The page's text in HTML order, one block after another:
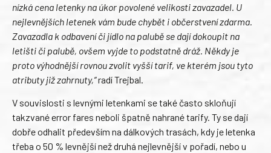
nízká cena letenky na úkor povolené velikosti zavazadel. U
nejlevnějších letenek vám bude chybět i občerstvení zdarma.
Zavazadla k odbavení či jídlo na palubě se dají dokoupit na
letišti či palubě, ovšem vyjde to podstatně dráž. Někdy je
proto výhodnější rovnou zvolit vyšší tarif, ve kterém jsou tyto
atributy již zahrnuty,“radí Trejbal.
V souvislosti s levnými letenkami se také často skloňují
takzvané error fares neboli špatně nahrané tarify. Ty se dají
dobře odhalit především na dálkových trasách, kdy je letenka
třeba o 50 % levnější než druhá nejlevnější v pořadí, nebo u